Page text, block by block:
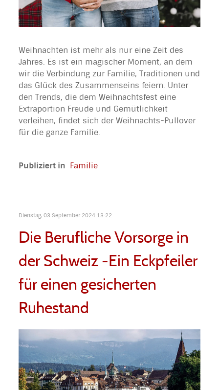
Weihnachten ist mehr als nur eine Zeit des
Jahres. Es ist ein magischer Moment, an dem
wir die Verbindung zur Familie, Traditionen und
das Glück des Zusammenseins feiern. Unter
den Trends, die dem Weihnachtsfest eine
Extraportion Freude und Gemütlichkeit
verleihen, findet sich der Weihnachts-Pullover
für die ganze Familie.
Publiziert in Familie
Dienstag, 03 September 2024 13:22
Die Berufliche Vorsorge in
der Schweiz -Ein Eckpfeiler
für einen gesicherten
Ruhestand